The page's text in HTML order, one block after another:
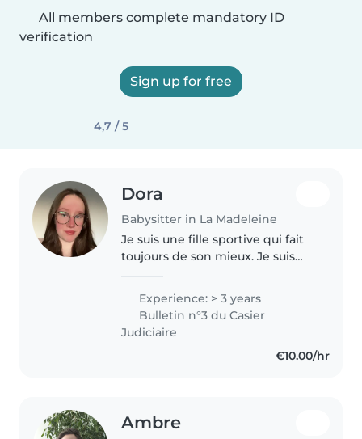
All members complete mandatory ID
verification
Sign up for free
4,7 / 5
Dora
Babysitter in La Madeleine
Je suis une fille sportive qui fait
toujours de son mieux. Je suis
gentille avec un grand coeur. Je
viens d'une famille nombreuses
avec des enfants..
Experience: > 3 years
Bulletin n°3 du Casier
Judiciaire
€10.00/hr
Ambre